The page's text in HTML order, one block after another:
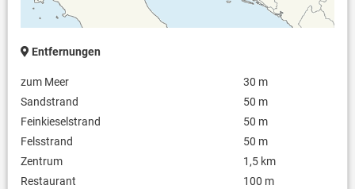
Entfernungen
zum Meer
30 m
Sandstrand
50 m
Feinkieselstrand
50 m
Felsstrand
50 m
Zentrum
1,5 km
Restaurant
100 m